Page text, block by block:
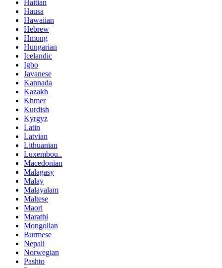
Haitian
Hausa
Hawaiian
Hebrew
Hmong
Hungarian
Icelandic
Igbo
Javanese
Kannada
Kazakh
Khmer
Kurdish
Kyrgyz
Latin
Latvian
Lithuanian
Luxembou..
Macedonian
Malagasy
Malay
Malayalam
Maltese
Maori
Marathi
Mongolian
Burmese
Nepali
Norwegian
Pashto